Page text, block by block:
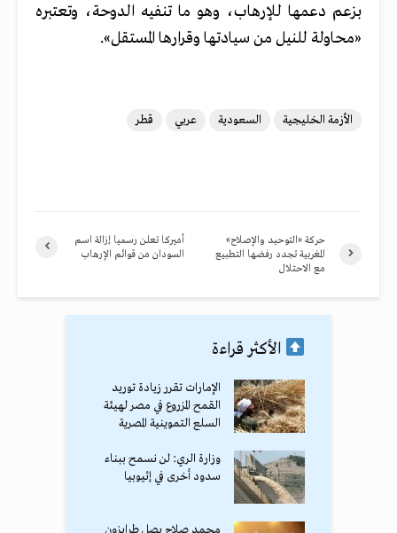
بزعم دعمها للإرهاب، وهو ما تنفيه الدوحة، وتعتبره
«محاولة للنيل من سيادتها وقرارها المستقل».
الأزمة الخليجية السعودية عربي قطر
أميركا تعلن رسميا إزالة اسم
السودان من قوائم الإرهاب
حركة «التوحيد والإصلاح»
المغربية تجدد رفضها التطبيع
مع الاحتلال
الأكثر قراءة
الإمارات تقرر زيادة توريد
القمح المزروع في مصر لهيئة
السلع التموينية المصرية
وزارة الري: لن نسمح ببناء
سدود أخرى في إثيوبيا
محمد صلاح يصل طرابزون